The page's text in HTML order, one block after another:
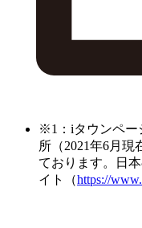
※1：iタウンペー
所（2021年6月
ております。日
イト（https://